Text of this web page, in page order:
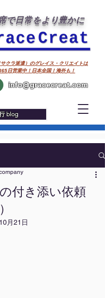
で日常をより豊かに
blog
日営業中！日本全国！海外も！
クラ派遣）のグレイス・クリエイトは
info@gracecreat.com
付き添い依頼
月21日